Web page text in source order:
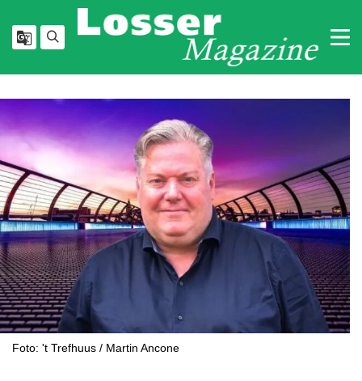
Foto: 't Trefhuus / Martin Ancone